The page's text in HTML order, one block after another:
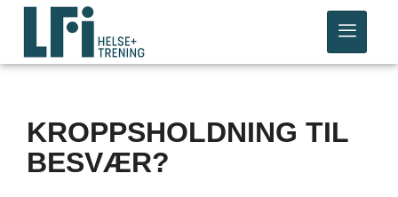
KROPPSHOLDNING TIL
BESVÆR?